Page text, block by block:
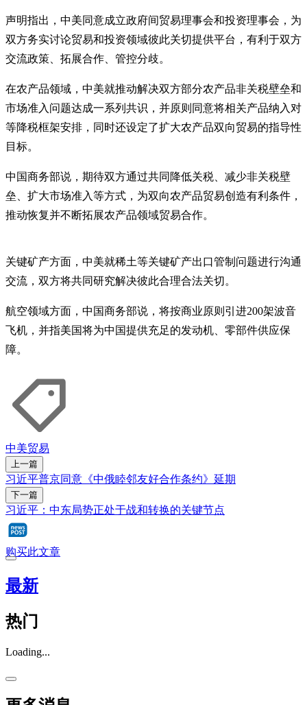
声明指出，中美同意成立政府间贸易理事会和投资理事会，为
双方务实讨论贸易和投资领域彼此关切提供平台，有利于双方
交流政策、拓展合作、管控分歧。
在农产品领域，中美就推动解决双方部分农产品非关税壁垒和
市场准入问题达成一系列共识，并原则同意将相关产品纳入对
等降税框架安排，同时还设定了扩大农产品双向贸易的指导性
目标。
中国商务部说，期待双方通过共同降低关税、减少非关税壁
垒、扩大市场准入等方式，为双向农产品贸易创造有利条件，
推动恢复并不断拓展农产品领域贸易合作。
关键矿产方面，中美就稀土等关键矿产出口管制问题进行沟通
交流，双方将共同研究解决彼此合理合法关切。
航空领域方面，中国商务部说，将按商业原则引进200架波音
飞机，并指美国将为中国提供充足的发动机、零部件供应保
障。
中美贸易
上一篇
习近平普京同意《中俄睦邻友好合作条约》延期
下一篇
习近平：中东局势正处于战和转换的关键节点
购买此文章
最新
热门
Loading...